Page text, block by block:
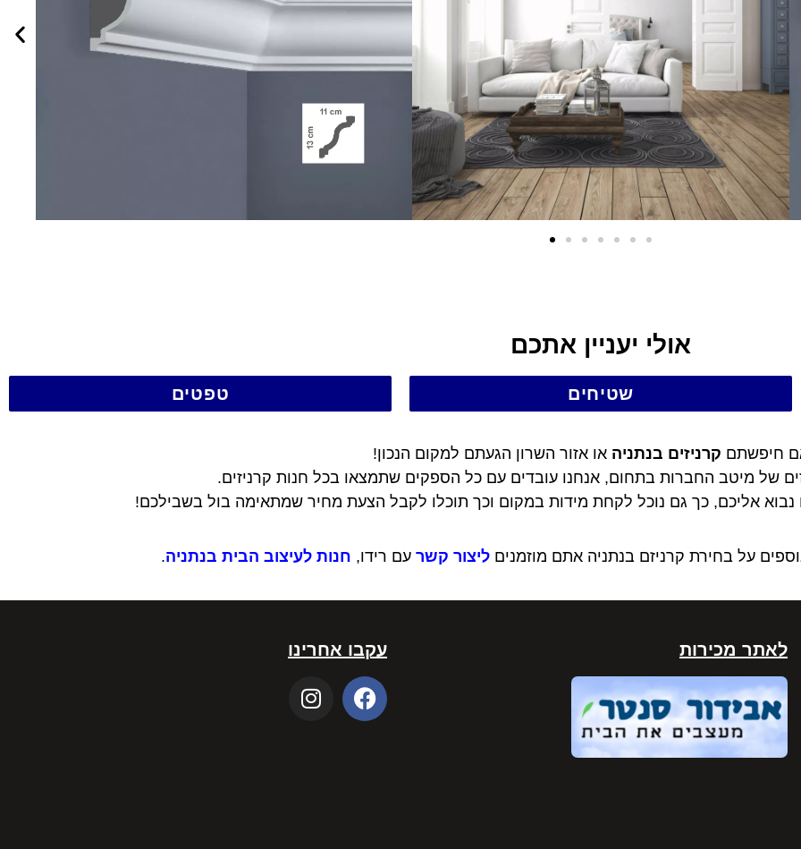
אולי יעניין אתכם
שטיחים טפטים
חיפשתם קרניזים בנתניה או אזור השרון הגעתם למקום הנכון!
של מיטב החברות בתחום, אנחנו עובדים עם כל הספקים שתמצאו בכל חנות קרניזים.
נבוא אליכם, כך גם נוכל לקחת מידות במקום וכך תוכלו לקבל הצעת מחיר שמתאימה בול בשבילכם!
על בחירת קרניזם בנתניה אתם מוזמנים ליצור קשר עם רידו, חנות לעיצוב הבית בנתניה.
לאתר מכירות עקבו אחרינו